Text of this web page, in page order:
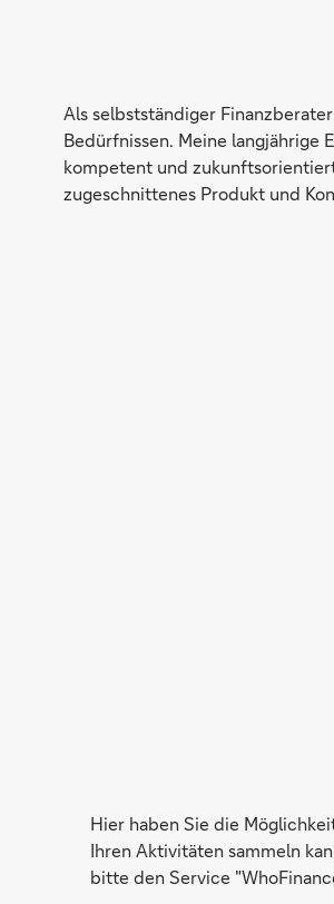
Als selbstständiger
Bedürfnissen. Meine langjährige
kompetent und
zugeschnittenes Produkt und
Hier haben Sie die
Ihren Aktivitäten sammeln
bitte den Service